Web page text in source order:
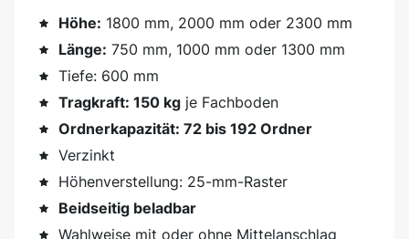
Höhe: 1800 mm, 2000 mm oder 2300 mm
Länge: 750 mm, 1000 mm oder 1300 mm
Tiefe: 600 mm
Tragkraft: 150 kg je Fachboden
Ordnerkapazität: 72 bis 192 Ordner
Verzinkt
Höhenverstellung: 25-mm-Raster
Beidseitig beladbar
Wahlweise mit oder ohne Mittelanschlag